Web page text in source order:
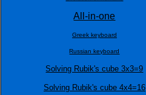
All-in-one
Greek keyboard
Russian keyboard
Solving Rubik's cube 3x3=9
Solving Rubik's cube 4x4=16